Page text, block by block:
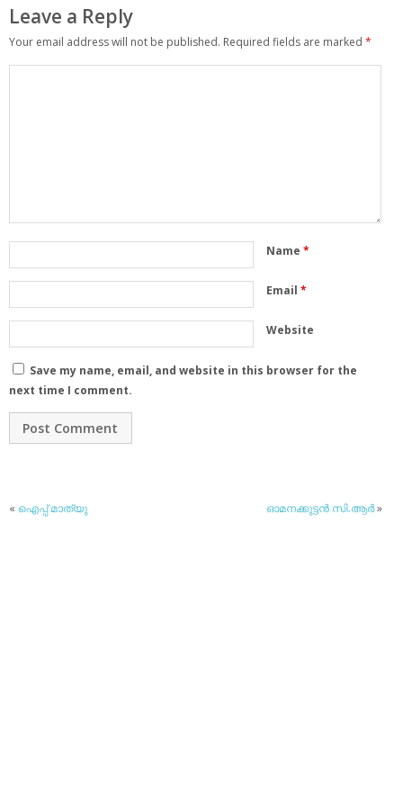
Leave a Reply
Your email address will not be published. Required fields are marked *
Name *
Email *
Website
Save my name, email, and website in this browser for the
next time I comment.
« ഐപ്പ് മാത്യു ഓമനക്കുട്ടന്‍ സി.ആര്‍»